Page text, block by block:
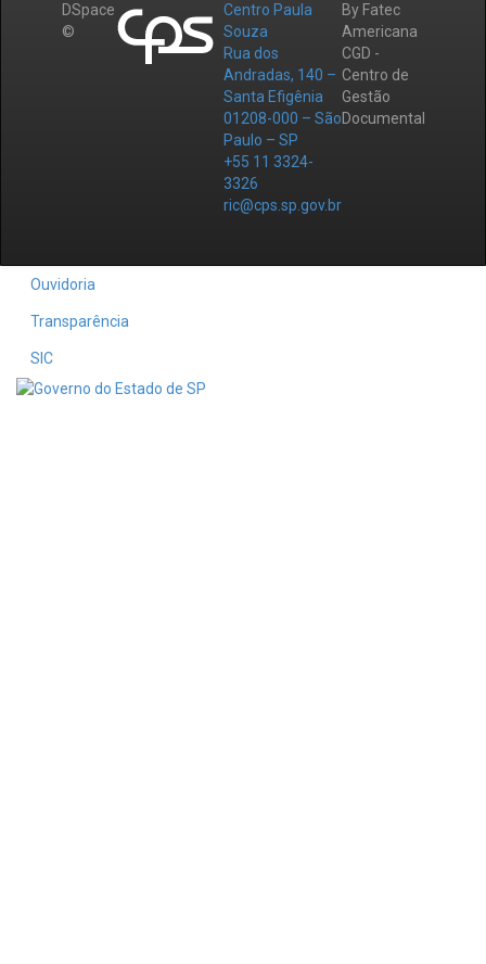
DSpace
©
Centro Paula
Souza
Rua dos
Andradas, 140 –
Santa Efigênia
01208-000 – São
Paulo – SP
+55 11 3324-
3326
ric@cps.sp.gov.br
By Fatec
Americana
CGD -
Centro de
Gestão
Documental
Ouvidoria
Transparência
SIC